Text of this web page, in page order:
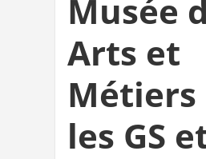
Musée
Arts et
Métiers
les GS